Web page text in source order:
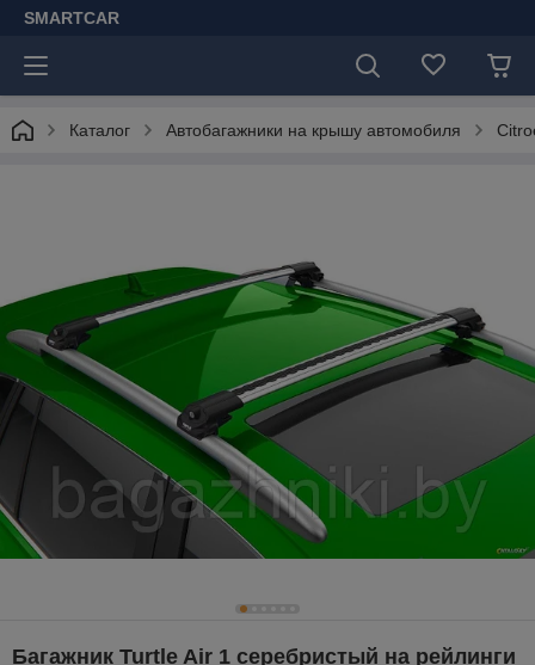
SMARTCAR
Каталог Автобагажники на крышу автомобиля
Багажник Turtle Air 1 серебристый на рейлинги